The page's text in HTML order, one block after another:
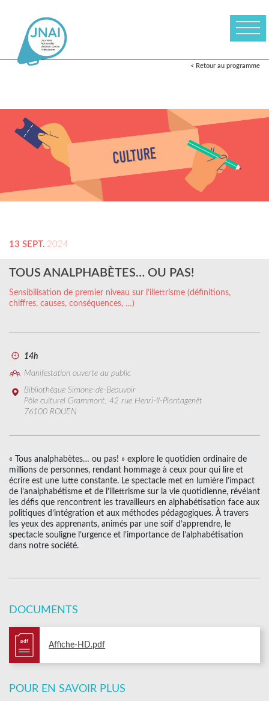
< Retour au programme
13 SEPT. 2024
TOUS ANALPHABÈTES… OU PAS!
Sensibilisation de premier niveau sur l’illettrisme (définitions,
chiffres, causes, conséquences, …)
14h
Manifestation ouverte au public
Bibliothèque Simone-de-Beauvoir
Pôle culturel Grammont, 42 rue Henri-II-Plantagenêt
76100 ROUEN
« Tous analphabètes… ou pas! » explore le quotidien ordinaire de
millions de personnes, rendant hommage à ceux pour qui lire et
écrire est une lutte constante. Le spectacle met en lumière l’impact
de l’analphabétisme et de l’illettrisme sur la vie quotidienne, révélant
les défis que rencontrent les travailleurs en alphabétisation face aux
politiques d’intégration et aux méthodes pédagogiques. À travers
les yeux des apprenants, animés par une soif d’apprendre, le
spectacle souligne l’urgence et l’importance de l’alphabétisation
dans notre société.
DOCUMENTS
pdf Affiche-HD.pdf
POUR EN SAVOIR PLUS